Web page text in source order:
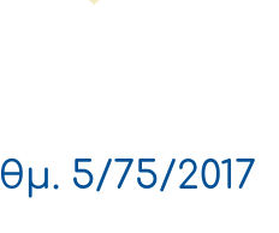
5/75/2017